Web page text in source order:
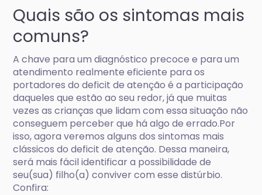
Quais são os sintomas mais
comuns?
A chave para um diagnóstico precoce e para um
atendimento realmente eficiente para os
portadores do deficit de atenção é a participação
daqueles que estão ao seu redor, já que muitas
vezes as crianças que lidam com essa situação não
conseguem perceber que há algo de errado.Por
isso, agora veremos alguns dos sintomas mais
clássicos do deficit de atenção. Dessa maneira,
será mais fácil identificar a possibilidade de
seu(sua) filho(a) conviver com esse distúrbio.
Confira: